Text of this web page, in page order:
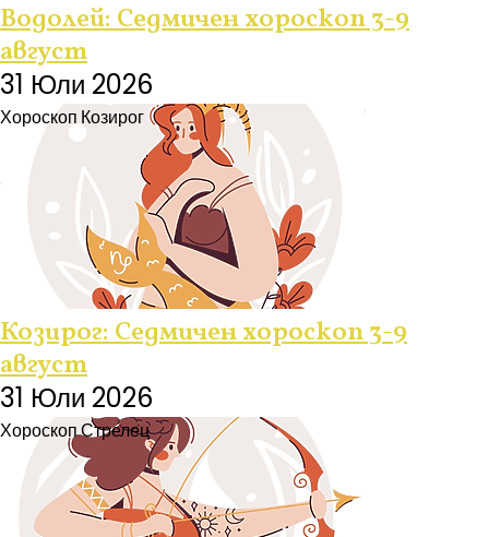
Водолей: Седмичен хороскоп 3-9
август
31 Юли 2026
Хороскоп Козирог
Козирог: Седмичен хороскоп 3-9
август
31 Юли 2026
ХороскопСтрелец